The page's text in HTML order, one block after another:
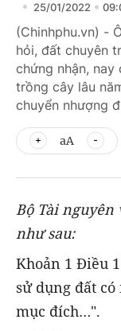
25/01/2022
(Chinhphu.vn) -
hỏi, đất chuyên
chứng nhận,
trồng cây lâu
chuyển nhượng
aA
Bộ Tài
như sau:
Khoản 1 Điều
sử dụng đất
mục đích…".